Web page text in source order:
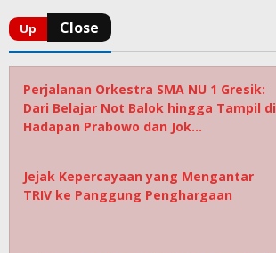
Perjalanan Orkestra SMA NU 1 Gresik:
Dari Belajar Not Balok hingga Tampil di
Hadapan Prabowo dan Jok…
Jejak Kepercayaan yang Mengantar
TRIV ke Panggung Penghargaan